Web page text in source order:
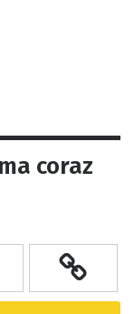
coraz